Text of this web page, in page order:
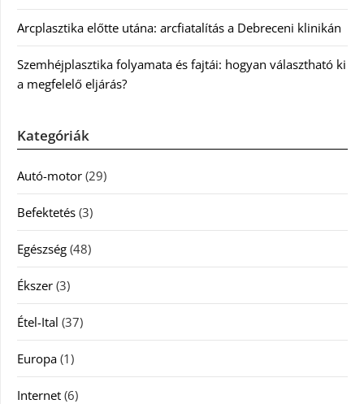
Arcplasztika előtte utána: arcfiatalítás a Debreceni klinikán
Szemhéjplasztika folyamata és fajtái: hogyan választható ki
a megfelelő eljárás?
Kategóriák
Autó-motor (29)
Befektetés (3)
Egészség (48)
Ékszer (3)
Étel-Ital (37)
Europa (1)
Internet (6)